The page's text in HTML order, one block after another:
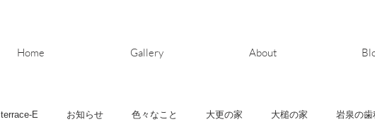
Home Gallery About
terrace-E お知らせ 色々なこと 大更の家 大槌の家 岩泉の